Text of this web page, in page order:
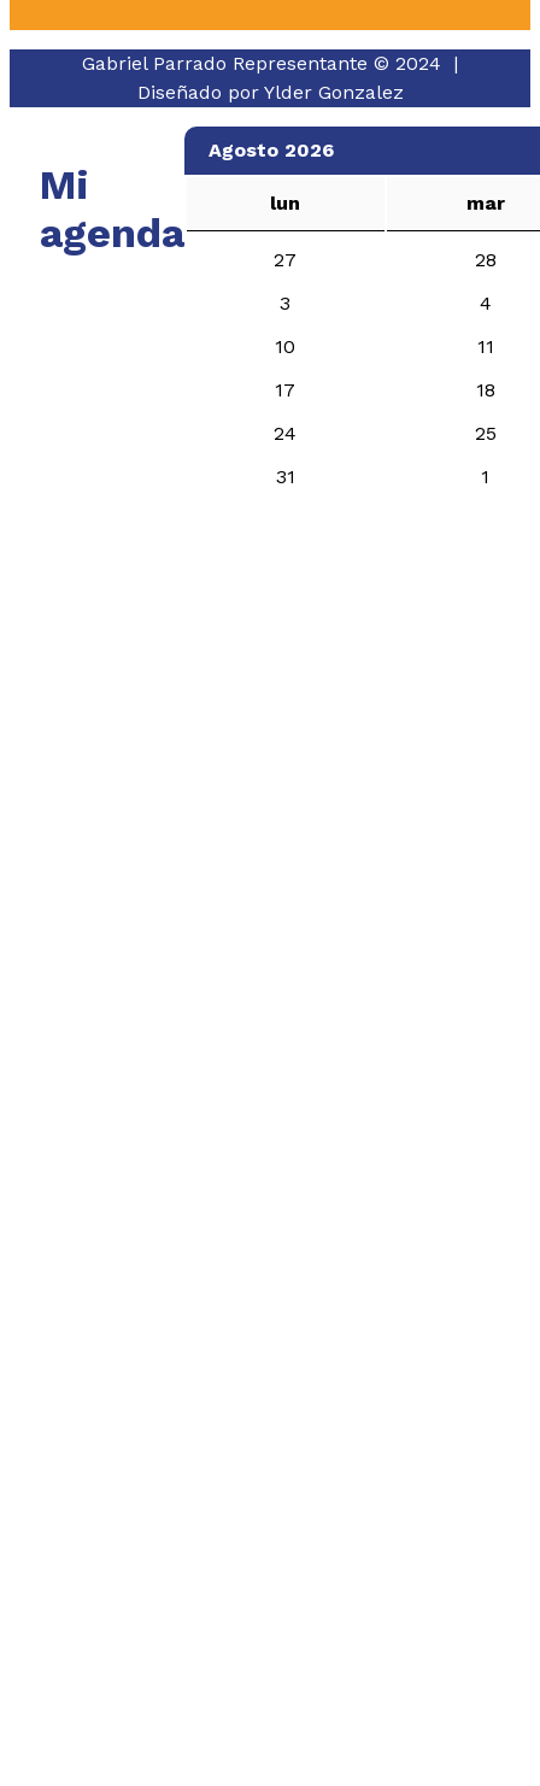
Gabriel Parrado Representante © 2024 |
Diseñado por Ylder Gonzalez
Mi
agenda
Agosto 2026
lun mar
27
28
3
4
10
11
17
18
24
25
31
1